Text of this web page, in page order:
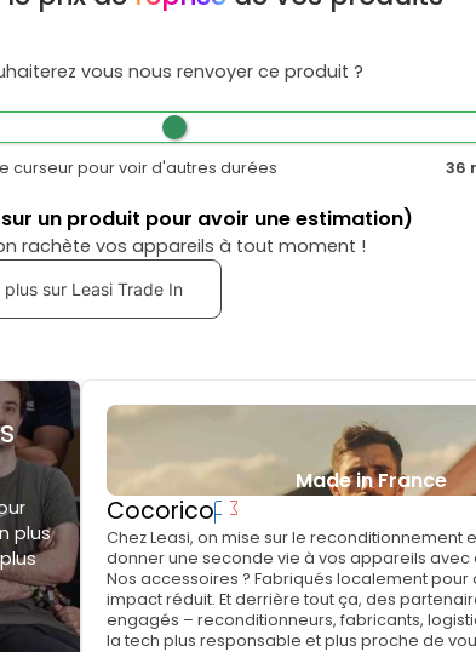
vous nous renvoyer ce produit ?
curseur pour voir d'autres durées 36
un produit pour avoir une estimation)
rachète vos appareils à tout moment !
plus sur Leasi Trade In
plus
Made in France
Cocorico
Chez Leasi, on mise sur le reconditionnement
donner une seconde vie à vos appareils avec
Nos accessoires ? Fabriqués localement pour
impact réduit. Et derrière tout ça, des
engagés – reconditionneurs, fabricants,
la tech plus responsable et plus proche de